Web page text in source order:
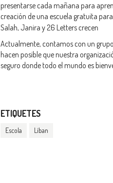
presentarse cada mañana para
creación de una escuela gratuita
Salah, Janira y 26 Letters crecen
Actualmente, contamos con un
hacen posible que nuestra
seguro donde todo el mundo es
ETIQUETES
Escola Líban